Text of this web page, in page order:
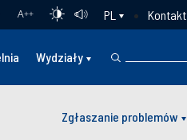
A++ PL Kontakt
Wydziały
Zgłaszanie problemów